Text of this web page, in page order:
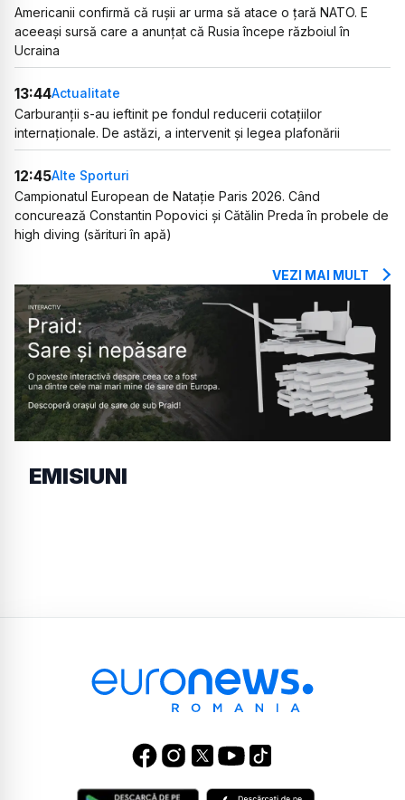
Americanii confirmă că rușii ar urma să atace o țară NATO. E
aceeași sursă care a anunțat că Rusia începe războiul în
Ucraina
13:44Actualitate
Carburanții s-au ieftinit pe fondul reducerii cotațiilor
internaționale. De astăzi, a intervenit și legea plafonării
12:45Alte Sporturi
Campionatul European de Natație Paris 2026. Când
concurează Constantin Popovici și Cătălin Preda în probele de
high diving (sărituri în apă)
VEZI MAI MULT
EMISIUNI